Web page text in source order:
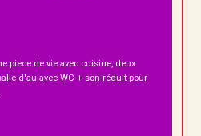
piece de vie avec cuisine, deux
d'au avec WC + son réduit pour